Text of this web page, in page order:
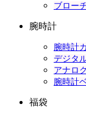
ブロー
腕時計
腕時計
デジタ
アナロ
腕時計
福袋